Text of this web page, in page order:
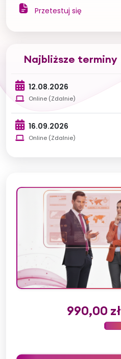
Przetestuj się
Najbliższe terminy
12.08.2026
Online (Zdalnie)
16.09.2026
Online (Zdalnie)
990,00 zł